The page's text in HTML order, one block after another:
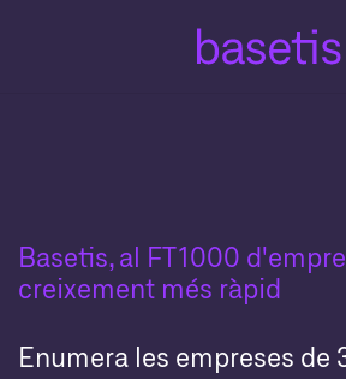
Basetis, al FT1000
creixement més ràpid
Enumera les empreses de